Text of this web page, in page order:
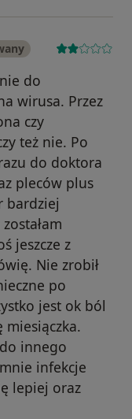
do
wirusa. Przez
czy
też nie. Po
do doktora
pleców plus
bardziej
jeszcze z
Nie zrobił
po
jest ok ból
innego
infekcje
lepiej oraz